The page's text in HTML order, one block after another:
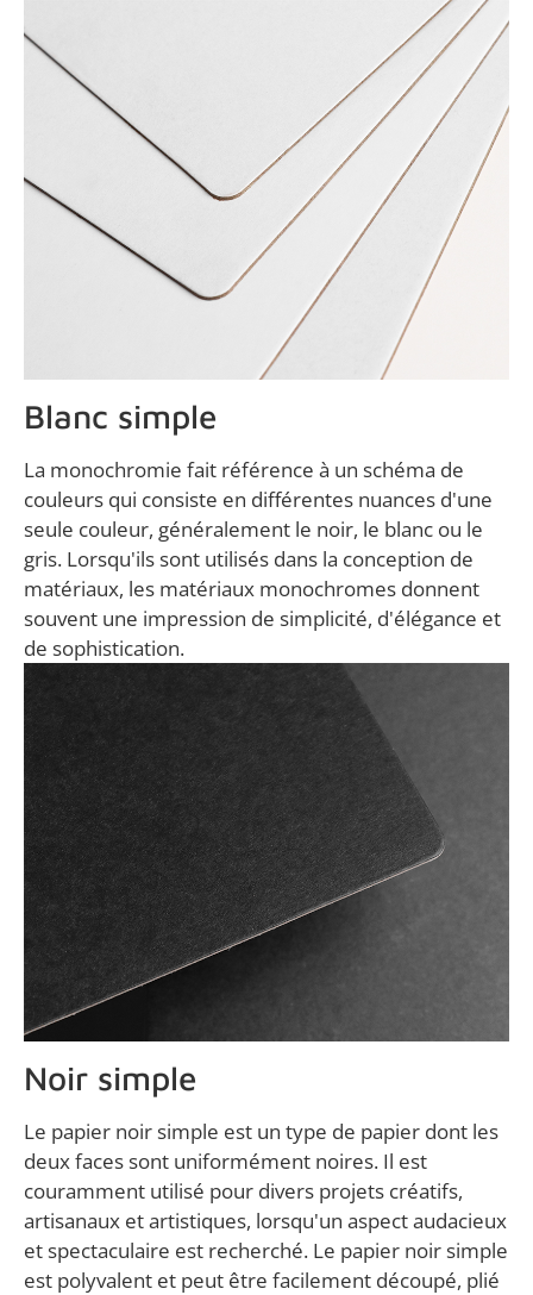
Blanc simple
La monochromie fait référence à un schéma de
couleurs qui consiste en différentes nuances d'une
seule couleur, généralement le noir, le blanc ou le
gris. Lorsqu'ils sont utilisés dans la conception de
matériaux, les matériaux monochromes donnent
souvent une impression de simplicité, d'élégance et
de sophistication.
Noir simple
Le papier noir simple est un type de papier dont les
deux faces sont uniformément noires. Il est
couramment utilisé pour divers projets créatifs,
artisanaux et artistiques, lorsqu'un aspect audacieux
et spectaculaire est recherché. Le papier noir simple
est polyvalent et peut être facilement découpé, plié